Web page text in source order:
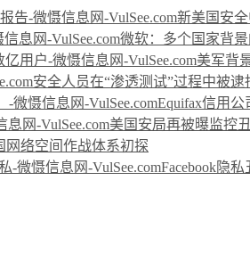
新美国安
微软：多个国家背
美军背
安全人员在“渗透测试”过程中被逮
Equifax信用公
美国安局再被曝监控
网络空间作战体系初探
Facebook隐